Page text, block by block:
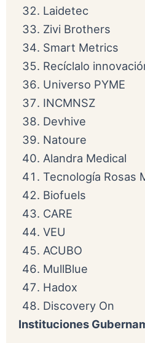
Laidetec
Zivi Brothers
Smart Metrics
Recíclalo
Universo PYME
INCMNSZ
Devhive
Natoure
Alandra Medical
Tecnología Rosas
Biofuels
CARE
VEU
ACUBO
MullBlue
Hadox
Discovery On
Instituciones